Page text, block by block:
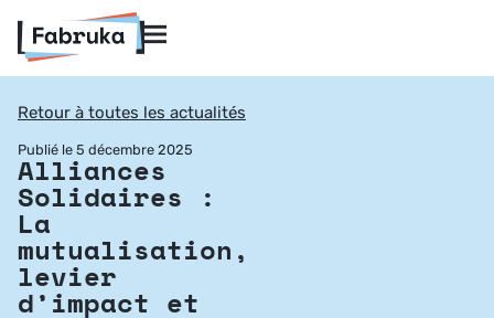
Retour à toutes les actualités
Publié le 5 décembre 2025
Alliances
Solidaires :
La
mutualisation,
levier
d’impact et